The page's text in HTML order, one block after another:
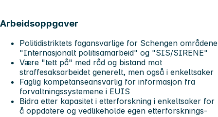
Arbeidsoppgaver
Politidistriktets fagansvarlige for Schengen områdene
"Internasjonalt politisamarbeid" og "SIS/SIRENE"
Være "tett på" med råd og bistand mot
straffesaksarbeidet generelt, men også i enkeltsaker
Faglig kompetanseansvarlig for informasjon fra
forvaltningssystemene i EUIS
Bidra etter kapasitet i etterforskning i enkeltsaker for
å oppdatere og vedlikeholde egen etterforsknings-